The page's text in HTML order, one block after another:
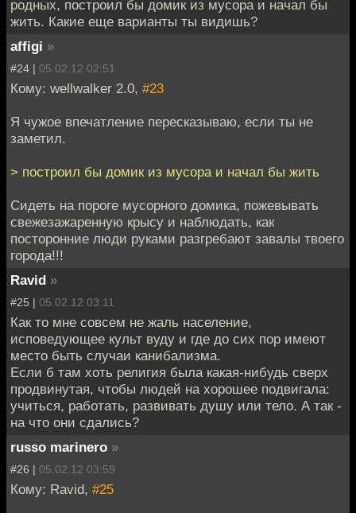
родных, построил бы домик из мусора и начал бы
жить. Какие еще варианты ты видишь?
affigi »
#24 | 05.02.12 02:51
Кому: wellwalker 2.0, #23
Я чужое впечатление пересказываю, если ты не
заметил.
> построил бы домик из мусора и начал бы жить
Сидеть на пороге мусорного домика, пожевывать
свежезажаренную крысу и наблюдать, как
посторонние люди руками разгребают завалы твоего
города!!!
Ravid »
#25 | 05.02.12 03:11
Как то мне совсем не жаль население,
исповедующее культ вуду и где до сих пор имеют
место быть случаи канибализма.
Если б там хоть религия была какая-нибудь сверх
продвинутая, чтобы людей на хорошее подвигала:
учиться, работать, развивать душу или тело. А так -
на что они сдались?
russo marinero »
#26 | 05.02.12 03:59
Кому: Ravid, #25